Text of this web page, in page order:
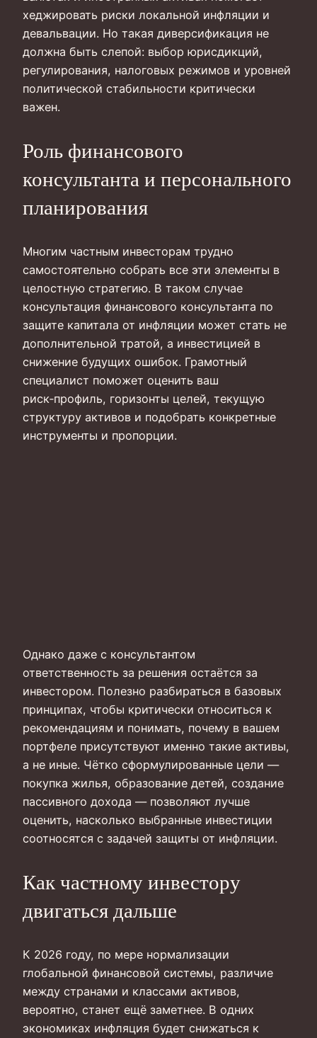
хеджировать риски локальной инфляции и
девальвации. Но такая диверсификация не
должна быть слепой: выбор юрисдикций,
регулирования, налоговых режимов и уровней
политической стабильности критически
важен.
Роль финансового
консультанта и персонального
планирования
Многим частным инвесторам трудно
самостоятельно собрать все эти элементы в
целостную стратегию. В таком случае
консультация финансового консультанта по
защите капитала от инфляции может стать не
дополнительной тратой, а инвестицией в
снижение будущих ошибок. Грамотный
специалист поможет оценить ваш
риск‑профиль, горизонты целей, текущую
структуру активов и подобрать конкретные
инструменты и пропорции.
Однако даже с консультантом
ответственность за решения остаётся за
инвестором. Полезно разбираться в базовых
принципах, чтобы критически относиться к
рекомендациям и понимать, почему в вашем
портфеле присутствуют именно такие активы,
а не иные. Чётко сформулированные цели —
покупка жилья, образование детей, создание
пассивного дохода — позволяют лучше
оценить, насколько выбранные инвестиции
соотносятся с задачей защиты от инфляции.
Как частному инвестору
двигаться дальше
К 2026 году, по мере нормализации
глобальной финансовой системы, различие
между странами и классами активов,
вероятно, станет ещё заметнее. В одних
экономиках инфляция будет снижаться к